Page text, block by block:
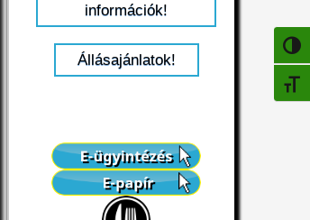
információk!
Állásajánlatok!